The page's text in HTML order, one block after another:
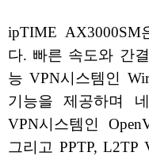
ipTIME AX3000SM
다. 빠른 속도와 간
능 VPN시스템인
기능을 제공하며
VPN시스템인
그리고 PPTP,